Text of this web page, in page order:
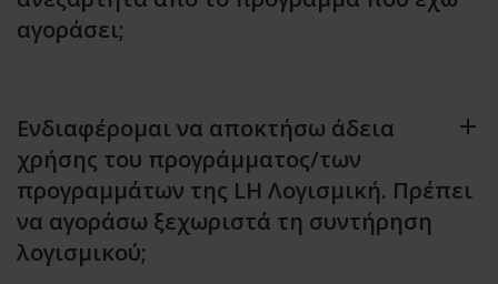
αγοράσει;
Ενδιαφέρομαι να αποκτήσω άδεια
χρήσης του προγράμματος/των
προγραμμάτων της LH Λογισμική. Πρέπει
να αγοράσω ξεχωριστά τη συντήρηση
λογισμικού;